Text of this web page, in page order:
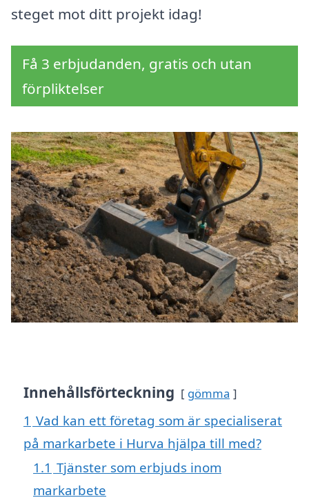
steget mot ditt projekt idag!
Få 3 erbjudanden, gratis och utan
förpliktelser
Innehållsförteckning gömma
1 Vad kan ett företag som är specialiserat
på markarbete i Hurva hjälpa till med?
1.1 Tjänster som erbjuds inom
markarbete